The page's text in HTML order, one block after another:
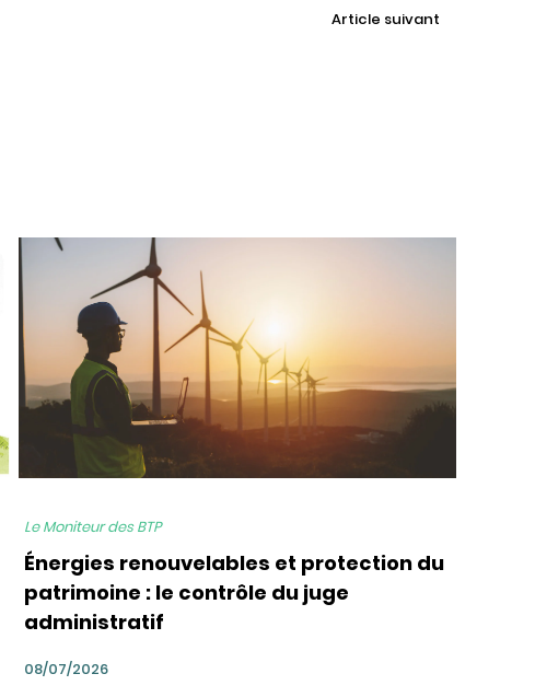
bg
Le Moniteur des BTP
Énergies renouvelables et protection du
patrimoine : le contrôle du juge
administratif
08/07/2026